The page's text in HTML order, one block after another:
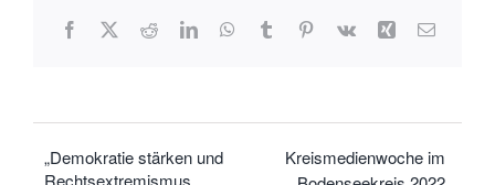
Facebook
X RedditLinkedInWhatsApp
TumblrPinterest
Vk Xing E-
„Demokratie stärken und
Rechtsextremismus
Kreismedienwoche im